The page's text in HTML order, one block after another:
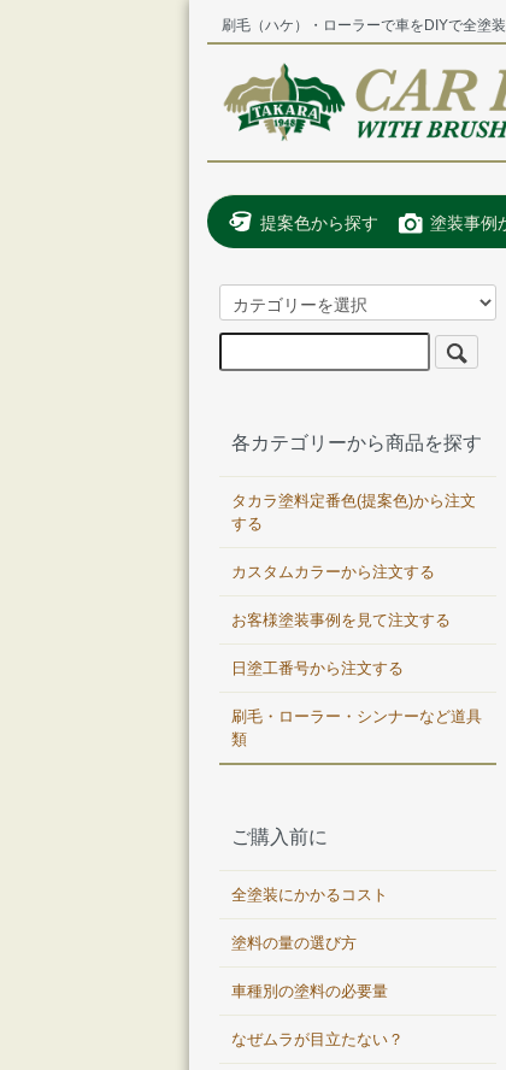
刷毛（ハケ）・ローラーで車をDIYで全塗装
提案色から探す 塗装事例
各カテゴリーから商品を探す
タカラ塗料定番色(提案色)から注文
する
カスタムカラーから注文する
お客様塗装事例を見て注文する
日塗工番号から注文する
刷毛・ローラー・シンナーなど道具
類
ご購入前に
全塗装にかかるコスト
塗料の量の選び方
車種別の塗料の必要量
なぜムラが目立たない？